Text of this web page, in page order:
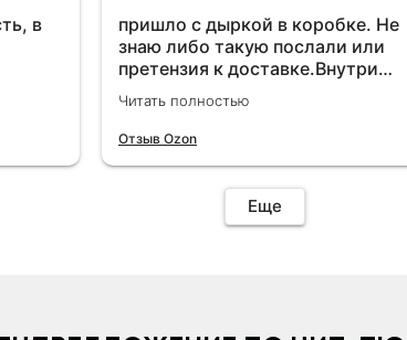
в
пришло с дыркой в коробке. Не
знаю либо такую послали или
претензия к доставке.Внутри
вроде всё цело. С первого раза
установить не получается не
знаю может интернет дурит.
отзыв.Дополняю отзыв для
установки необходимо
устройства дополню позже ещё
Читать полностью
Отзыв Ozon
Еще